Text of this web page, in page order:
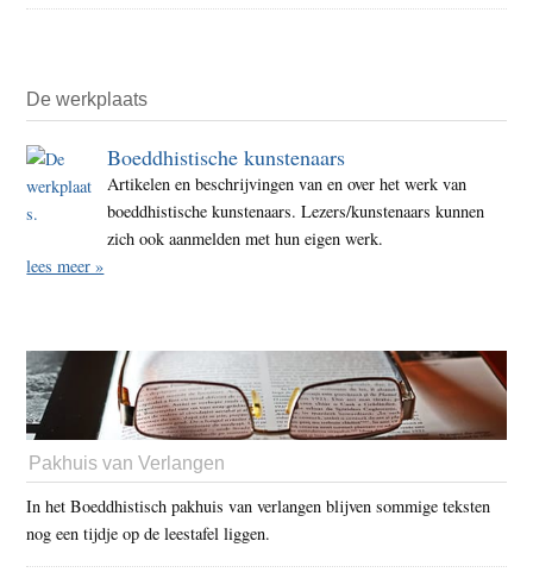
De werkplaats
Boeddhistische kunstenaars
Artikelen en beschrijvingen van en over het werk van
boeddhistische kunstenaars. Lezers/kunstenaars kunnen
zich ook aanmelden met hun eigen werk.
lees meer »
Pakhuis van Verlangen
In het Boeddhistisch pakhuis van verlangen blijven sommige teksten
nog een tijdje op de leestafel liggen.